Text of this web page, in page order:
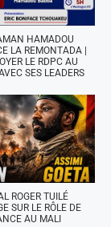
HAMADOU
LA REMONTADA |
LE RDPC AU
SES LEADERS
ROGER TUILÉ
SUR LE RÔLE DE
AU MALI